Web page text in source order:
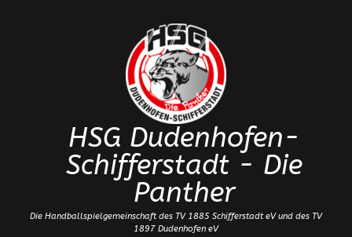
HSG Dudenhofen-
Schifferstadt - Die
Panther
Die Handballspielgemeinschaft des TV 1885 Schifferstadt eV und des TV
1897 Dudenhofen eV